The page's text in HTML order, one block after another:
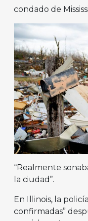
condado de
“Realmente
la ciudad”.
En Illinois, la
confirmadas”